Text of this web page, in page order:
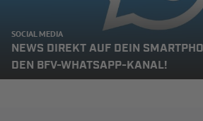
SOCIAL MEDIA
NEWS DIREKT AUF DEIN
DEN BFV-WHATSAPP-KANAL!